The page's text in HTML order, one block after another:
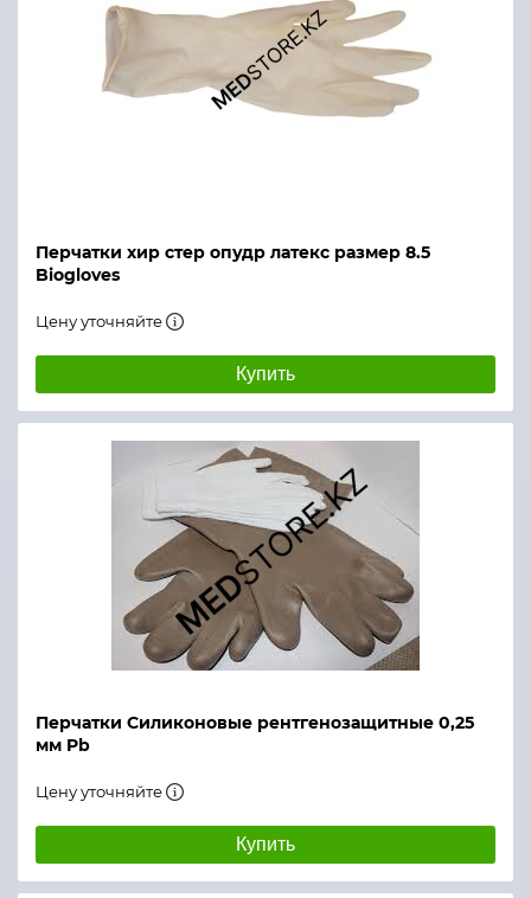
Перчатки хир стер опудр латекс размер 8.5
Biogloves
Цену уточняйте
Купить
Перчатки Силиконовые рентгенозащитные 0,25
мм Pb
Цену уточняйте
Купить